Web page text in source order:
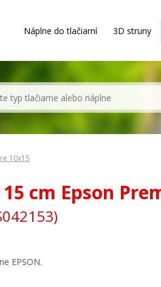
Náplne do tlačiarní 3D struny
10x15
cm Epson
EPSON.